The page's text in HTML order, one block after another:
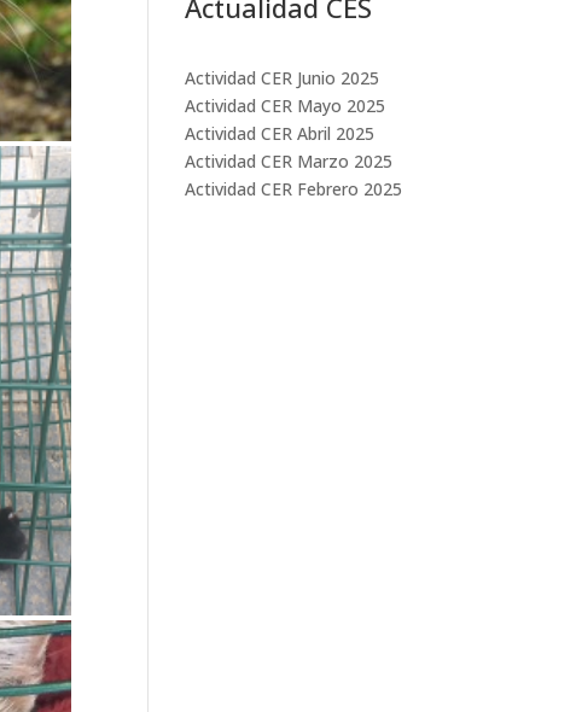
Actualidad CES
Actividad CER Junio 2025
Actividad CER Mayo 2025
Actividad CER Abril 2025
Actividad CER Marzo 2025
Actividad CER Febrero 2025